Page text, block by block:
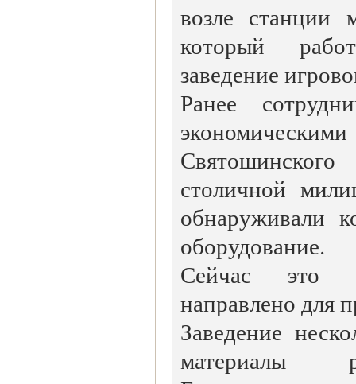
возле станции
который
заведение
Ранее
столичной
обнаруживали
оборудование.
Сейчас это
направлено для
Заведение
материалы